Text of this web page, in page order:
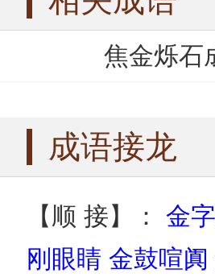
焦金烁石
成语接龙
【顺 接】：金
刚眼睛 金鼓喧阗